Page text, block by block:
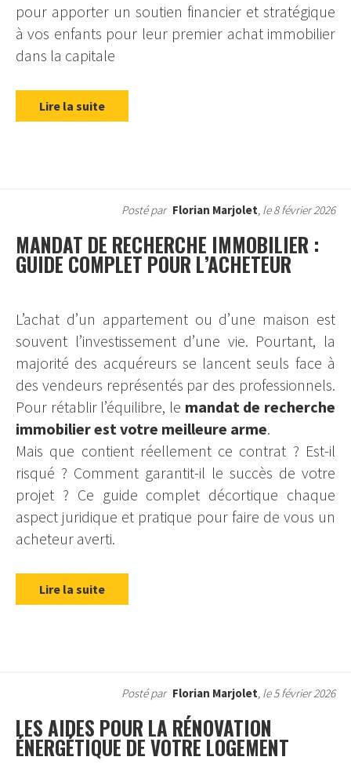
pour apporter un soutien financier et stratégique
à vos enfants pour leur premier achat immobilier
dans la capitale
Lire la suite
Posté par Florian Marjolet, le 8 février 2026
MANDAT DE RECHERCHE IMMOBILIER :
GUIDE COMPLET POUR L’ACHETEUR
L’achat d’un appartement ou d’une maison est
souvent l’investissement d’une vie. Pourtant, la
majorité des acquéreurs se lancent seuls face à
des vendeurs représentés par des professionnels.
Pour rétablir l’équilibre, le mandat de recherche
immobilier est votre meilleure arme.
Mais que contient réellement ce contrat ? Est-il
risqué ? Comment garantit-il le succès de votre
projet ? Ce guide complet décortique chaque
aspect juridique et pratique pour faire de vous un
acheteur averti.
Lire la suite
Posté par Florian Marjolet, le 5 février 2026
LES AIDES POUR LA RÉNOVATION
ÉNERGÉTIQUE DE VOTRE LOGEMENT